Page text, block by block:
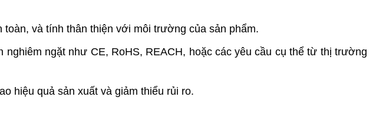
và tính thân thiện với môi trường của sản phẩm.
ngặt như CE, RoHS, REACH, hoặc các yêu cầu cụ thể từ thị trường
hiệu quả sản xuất và giảm thiểu rủi ro.